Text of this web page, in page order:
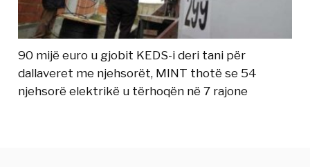
90 mijë euro u gjobit KEDS-i deri tani për
dallaveret me njehsorët, MINT thotë se 54
njehsorë elektrikë u tërhoqën në 7 rajone